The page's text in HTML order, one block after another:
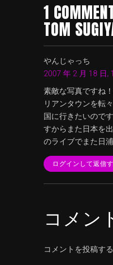
1
TOM
やんじゃっち
2007 年 2 月 18 日,
素敵な写真ですね
リアンタウンを転
国に行きたいので
すからまた日本を
のライブでまた日
ログインして返信
コメン
コメントを投稿す